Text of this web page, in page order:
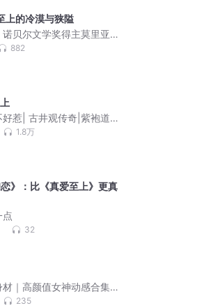
上的冷漠与狭隘
诺贝尔文学奖得主莫里亚
文学殿堂级心理剖析范
882
好惹| 古井观传奇|紫袍道
1.8万
》：比《真爱至上》更真
点
32
材｜高颜值女神动感合集
这里235